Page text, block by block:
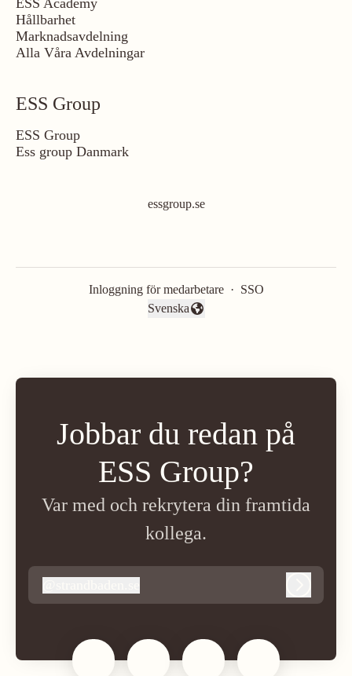
ESS Academy
Hållbarhet
Marknadsavdelning
Alla Våra Avdelningar
ESS Group
ESS Group
Ess group Danmark
essgroup.se
Inloggning för medarbetare · SSO
Byt språk
Svenska
Jobbar du redan på
ESS Group?
Var med och rekrytera din framtida
kollega.
strandbaden.se